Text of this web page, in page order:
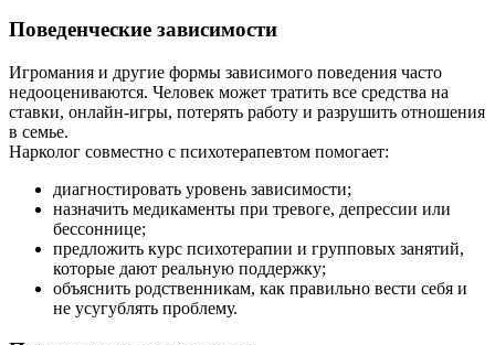
Поведенческие зависимости
Игромания и другие формы зависимого поведения часто
недооцениваются. Человек может тратить все средства на
ставки, онлайн-игры, потерять работу и разрушить отношения
в семье.
Нарколог совместно с психотерапевтом помогает:
диагностировать уровень зависимости;
назначить медикаменты при тревоге, депрессии или
бессоннице;
предложить курс психотерапии и групповых занятий,
которые дают реальную поддержку;
объяснить родственникам, как правильно вести себя и
не усугублять проблему.